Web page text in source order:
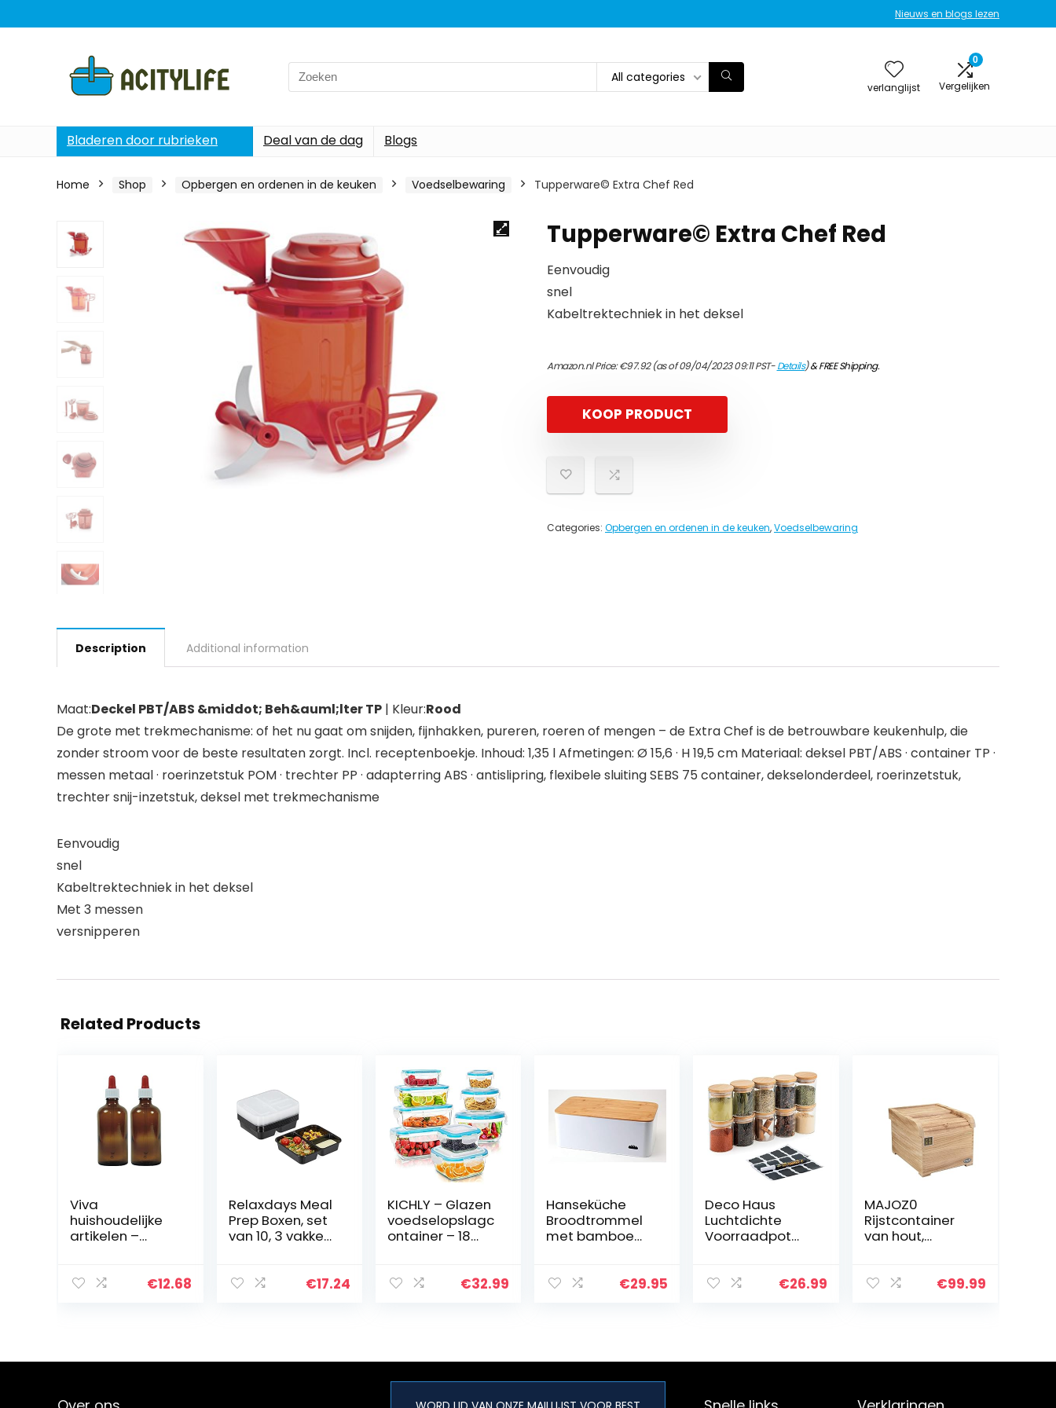
Nieuws en blogs lezen
Search
for:
All categories
verlanglijst
0
Vergelijken
Bladeren door rubrieken Deal van de dag Blogs
Home Shop Opbergen en ordenen in de keuken Voedselbewaring Tupperware© Extra Chef Red
Tupperware© Extra Chef Red
Eenvoudig
snel
Kabeltrektechniek in het deksel
Amazon.nl Price:€97.92(as of 09/04/2023 09:11 PST-Details)&FREE Shipping.
KOOP PRODUCT
Categories: Opbergen en ordenen in de keuken,Voedselbewaring
Description Additional information
Maat:Deckel PBT/ABS &middot; Beh&auml;lter TP | Kleur:Rood
De grote met trekmechanisme: of het nu gaat om snijden, fijnhakken, pureren, roeren of mengen – de Extra Chef is de betrouwbare keukenhulp, die
zonder stroom voor de beste resultaten zorgt. Incl. receptenboekje. Inhoud: 1,35 l Afmetingen: Ø 15,6 · H 19,5 cm Materiaal: deksel PBT/ABS · container TP ·
messen metaal · roerinzetstuk POM · trechter PP · adapterring ABS · antislipring, flexibele sluiting SEBS 75 container, dekselonderdeel, roerinzetstuk,
trechter snij-inzetstuk, deksel met trekmechanisme
Eenvoudig
snel
Kabeltrektechniek in het deksel
Met 3 messen
versnipperen
Related Products
Viva
huishoudelijke
artikelen –
glazen potten
€12.68
Relaxdays Meal
Prep Boxen, set
van 10, 3 vakken,
endig, kunststof
€17.24
KICHLY – Glazen
voedselopslagc
ontainer – 18
Transparante
€32.99
Hanseküche
Broodtrommel
met bamboe
van metaal met
€29.95
Deco Haus
Luchtdichte
Voorraadpot
10 Potten voor
€26.99
MAJOZ0
Rijstcontainer
van hout,
verzegeld,
€99.99